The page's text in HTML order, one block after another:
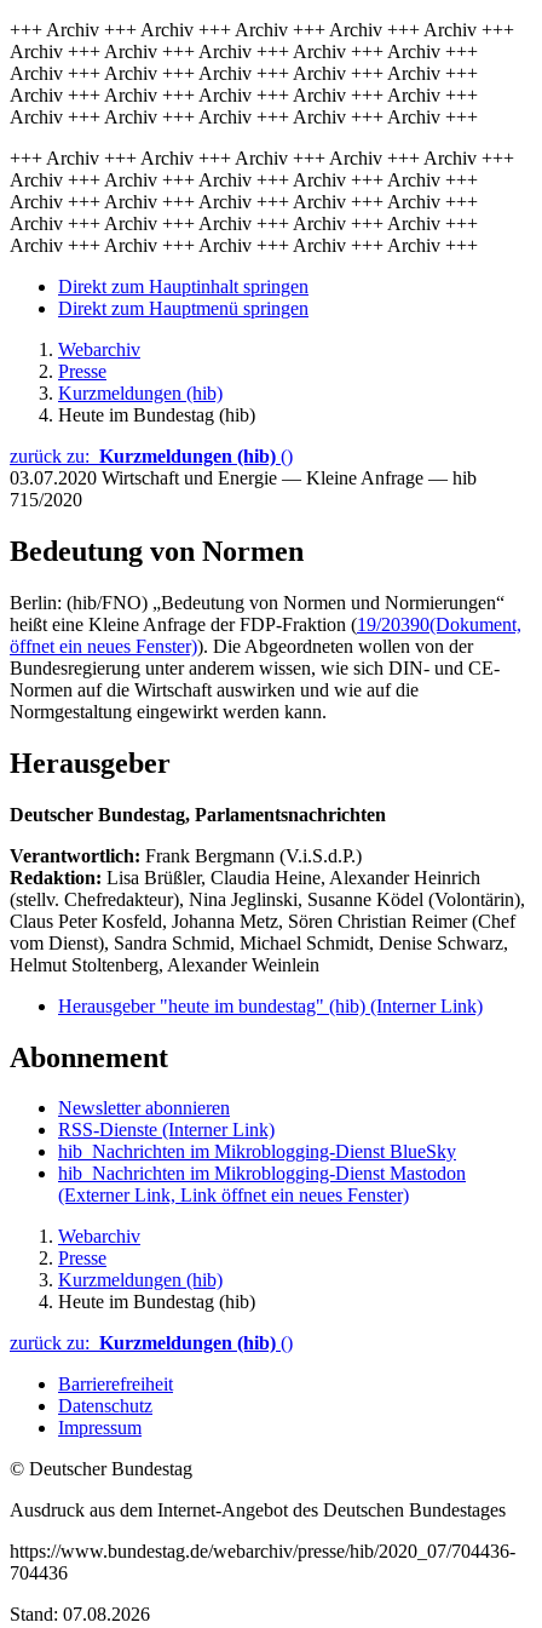
+++ Archiv +++ Archiv +++ Archiv +++ Archiv +++ Archiv +++
Archiv +++ Archiv +++ Archiv +++ Archiv +++ Archiv +++
Archiv +++ Archiv +++ Archiv +++ Archiv +++ Archiv +++
Archiv +++ Archiv +++ Archiv +++ Archiv +++ Archiv +++
Archiv +++ Archiv +++ Archiv +++ Archiv +++ Archiv +++
+++ Archiv +++ Archiv +++ Archiv +++ Archiv +++ Archiv +++
Archiv +++ Archiv +++ Archiv +++ Archiv +++ Archiv +++
Archiv +++ Archiv +++ Archiv +++ Archiv +++ Archiv +++
Archiv +++ Archiv +++ Archiv +++ Archiv +++ Archiv +++
Archiv +++ Archiv +++ Archiv +++ Archiv +++ Archiv +++
Direkt zum Hauptinhalt springen
Direkt zum Hauptmenü springen
Webarchiv
Presse
Kurzmeldungen (hib)
Heute im Bundestag (hib)
zurück zu: Kurzmeldungen (hib) ()
03.07.2020 Wirtschaft und Energie — Kleine Anfrage — hib
715/2020
Bedeutung von Normen
Berlin: (hib/FNO) „Bedeutung von Normen und Normierungen“
heißt eine Kleine Anfrage der FDP-Fraktion (19/20390(Dokument,
öffnet ein neues Fenster)). Die Abgeordneten wollen von der
Bundesregierung unter anderem wissen, wie sich DIN- und CE-
Normen auf die Wirtschaft auswirken und wie auf die
Normgestaltung eingewirkt werden kann.
Herausgeber
Deutscher Bundestag, Parlamentsnachrichten
Verantwortlich: Frank Bergmann (V.i.S.d.P.)
Redaktion: Lisa Brüßler, Claudia Heine, Alexander Heinrich
(stellv. Chefredakteur), Nina Jeglinski, Susanne Ködel (Volontärin),
Claus Peter Kosfeld, Johanna Metz, Sören Christian Reimer (Chef
vom Dienst), Sandra Schmid, Michael Schmidt, Denise Schwarz,
Helmut Stoltenberg, Alexander Weinlein
Herausgeber "heute im bundestag" (hib) (Interner Link)
Abonnement
Newsletter abonnieren
RSS-Dienste (Interner Link)
hib_Nachrichten im Mikroblogging-Dienst BlueSky
hib_Nachrichten im Mikroblogging-Dienst Mastodon
(Externer Link, Link öffnet ein neues Fenster)
Webarchiv
Presse
Kurzmeldungen (hib)
Heute im Bundestag (hib)
zurück zu: Kurzmeldungen (hib) ()
Barrierefreiheit
Datenschutz
Impressum
© Deutscher Bundestag
Ausdruck aus dem Internet-Angebot des Deutschen Bundestages
https://www.bundestag.de/webarchiv/presse/hib/2020_07/704436-
704436
Stand: 07.08.2026